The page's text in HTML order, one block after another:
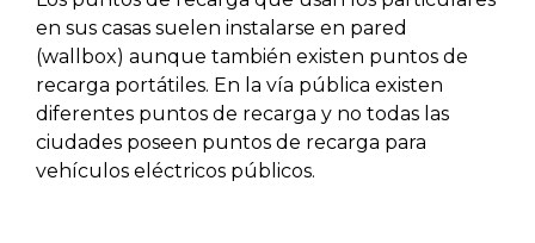
en sus casas suelen instalarse en pared
(wallbox) aunque también existen puntos de
recarga portátiles. En la vía pública existen
diferentes puntos de recarga y no todas las
ciudades poseen puntos de recarga para
vehículos eléctricos públicos.